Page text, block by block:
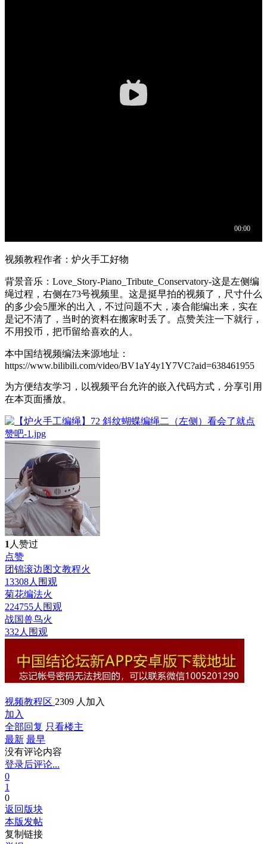
视频教程作者：炉火手工好物
背景音乐：Love_Story-Piano_Tribute_Conservatory-这是左侧编
绳过程，右侧在73号视频里。这是挺早拍的视频了，尺寸什么
的多少会5厘米的出入，不过问题不大，凑合能编出来，实在
是记不清了，当时的资料在搬家时丢了。点赞关注一下就行，
不用投币，把币留给喜欢的人。
本中国结视频编法来源地址：
https://www.bilibili.com/video/BV1aY4y1Y7VC?aid=638461955
为方便结友学习，以视频平台允许的嵌入代码方式，分享引用
在本页面播放。
1 人赞过
点赞
团锦滚边图文教程火
13308人围观
菊花编法火
224755人围观
战国兽鸟火
332人围观
视频教程区 2309 人加入
加入
全部回复 只看楼主
最新 最早
没有评论内容
登录后评论...
0
1
0
返回版块
本版发帖
复制链接